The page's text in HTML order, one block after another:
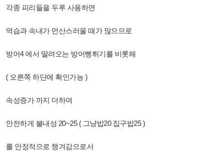
각종 피리들을 두루 사용하면
역습과 속내가 먼산스러울 때가 많으므로
방어4 에서 딸려오는 방어뻥튀기를 비롯해
( 오른쪽 하단에 확인가능 )
속성증가 까지 더하여
안전하게 불내성 20~25 ( 그냥밥20 집구밥25 )
를 안정적으로 챙겨감으로서